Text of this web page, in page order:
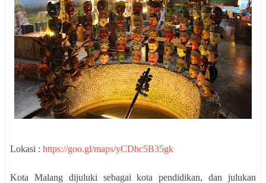
Lokasi : https://goo.gl/maps/yCDhc5B35gk
Kota Malang dijuluki sebagai kota pendidikan, dan julukan